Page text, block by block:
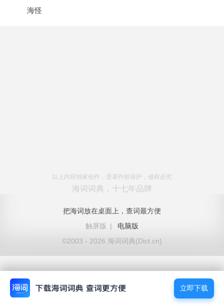
海怪
以上内容独家创作，受著作权保护，侵权必究
海词词典，十七年品牌
把海词放在桌面上，查词最方便
触屏版
|
电脑版
©2003 - 2026 海词词典(Dict.cn)
立即下载
立即下载